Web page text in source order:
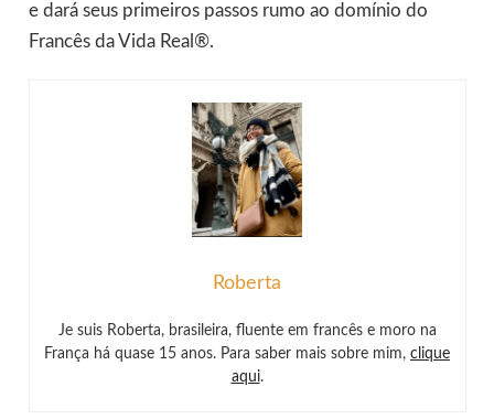
e dará seus primeiros passos rumo ao domínio do
Francês da Vida Real®.
Roberta
Je suis Roberta, brasileira, fluente em francês e moro na
França há quase 15 anos. Para saber mais sobre mim, clique
aqui.